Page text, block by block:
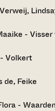
- Visser
Volkert
de, Feike
-